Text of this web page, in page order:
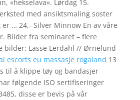
«hekselava». Lørdag 15.
med ansiktsmaling soster
… 24,- Silver Minnow En av våre
Bilder fra seminaret – flere
bilder: Lasse Lerdahl // Ørnelund
escorts eu massasje rogaland 13
til å klippe tøy og bandasjer
følgende ISO sertifiseringer
disse er bevis på vår